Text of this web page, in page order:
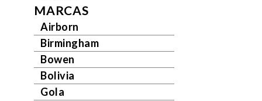
MARCAS
Airborn
Birmingham
Bowen
Bolivia
Gola